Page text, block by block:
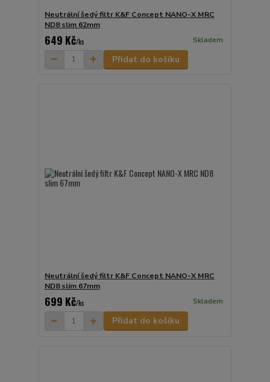
Neutrální šedý filtr K&F Concept NANO-X MRC
ND8 slim 62mm
649 Kč/ks Skladem
Přidat do košíku
Neutrální šedý filtr K&F Concept NANO-X MRC
ND8 slim 67mm
699 Kč/ks Skladem
Přidat do košíku